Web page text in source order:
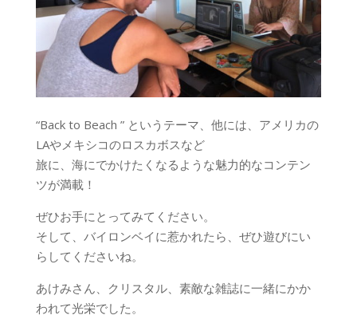
“Back to Beach ” というテーマ、他には、アメリカの
LAやメキシコのロスカボスなど
旅に、海にでかけたくなるような魅力的なコンテン
ツが満載！
ぜひお手にとってみてください。
そして、バイロンベイに惹かれたら、ぜひ遊びにい
らしてくださいね。
あけみさん、クリスタル、素敵な雑誌に一緒にかか
われて光栄でした。